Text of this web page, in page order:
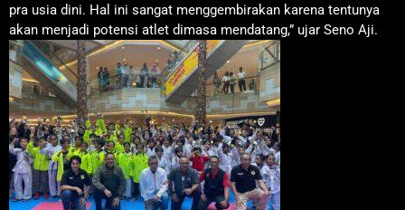
pra usia dini. Hal ini sangat menggembirakan karena tentunya
akan menjadi potensi atlet dimasa mendatang,” ujar Seno Aji.